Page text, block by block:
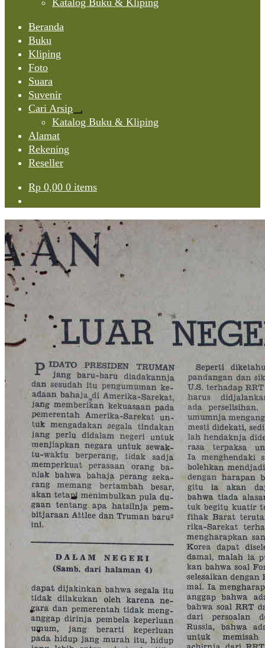
Katalog Buku & Kliping
Beranda
Buku
Kliping
Foto
Suara
Suvenir
Cari Arsip
Expand
child
Katalog Buku & Kliping
Alamat
Rekening
Reseller
Rp 0,00 0 items